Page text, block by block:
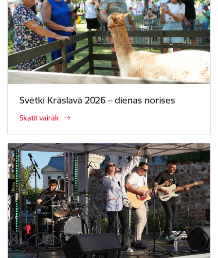
Svētki Krāslavā 2026 – dienas norises
Skatīt vairāk